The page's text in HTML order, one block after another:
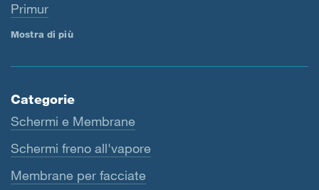
Primur
Mostra di più
Categorie
Schermi e Membrane
Schermi freno all'vapore
Membrane per facciate